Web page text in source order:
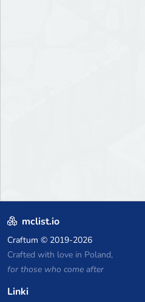
mclist.io
Craftum © 2019-2026
Crafted with love in Poland,
for those who come after
Linki